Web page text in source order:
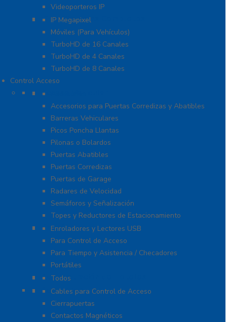
Videoporteros IP
Kits- Sistemas Completos
IP Megapixel
Móviles (Para Vehículos)
TurboHD de 16 Canales
TurboHD de 4 Canales
TurboHD de 8 Canales
Control Acceso
Acceso Vehicular
Accesorios para Puertas Corredizas y Abatibles
Barreras Vehiculares
Picos Poncha Llantas
Pilonas o Bolardos
Puertas Abatibles
Puertas Corredizas
Puertas de Garage
Radares de Velocidad
Semáforos y Señalización
Topes y Reductores de Estacionamiento
Biométricos
Enroladores y Lectores USB
Para Control de Acceso
Para Tiempo y Asistencia / Checadores
Portátiles
Administración de Hoteles
Todos
Accesorios
Cables para Control de Acceso
Cierrapuertas
Contactos Magnéticos